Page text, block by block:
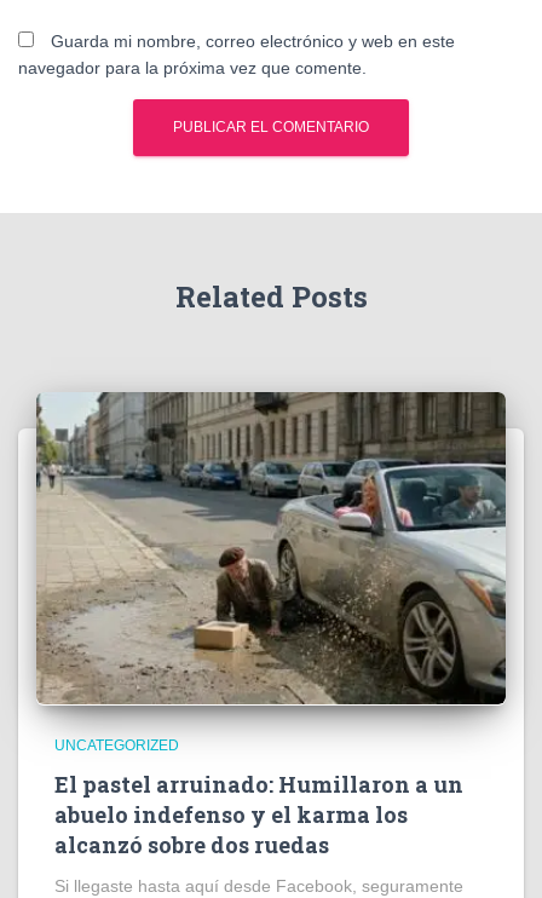
Guarda mi nombre, correo electrónico y web en este
navegador para la próxima vez que comente.
Related Posts
UNCATEGORIZED
El pastel arruinado: Humillaron a un
abuelo indefenso y el karma los
alcanzó sobre dos ruedas
Si llegaste hasta aquí desde Facebook, seguramente